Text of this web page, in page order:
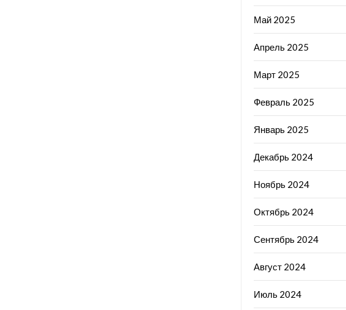
Май 2025
Апрель 2025
Март 2025
Февраль 2025
Январь 2025
Декабрь 2024
Ноябрь 2024
Октябрь 2024
Сентябрь 2024
Август 2024
Июль 2024